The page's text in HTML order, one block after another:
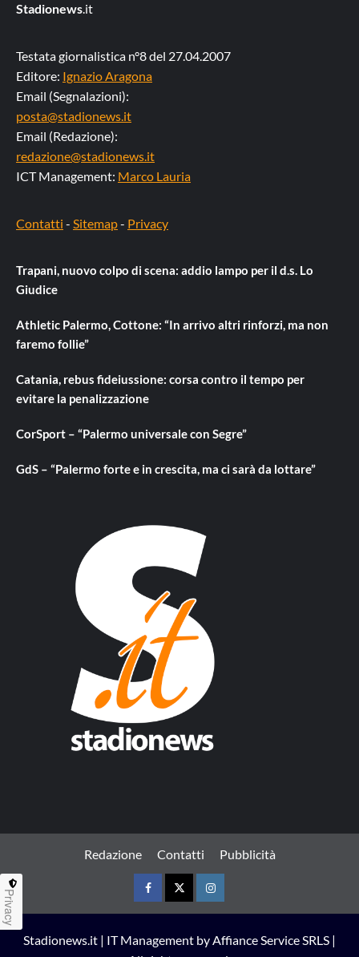
Stadionews.it
Testata giornalistica n°8 del 27.04.2007
Editore: Ignazio Aragona
Email (Segnalazioni):
posta@stadionews.it
Email (Redazione):
redazione@stadionews.it
ICT Management: Marco Lauria
Contatti - Sitemap- Privacy
Trapani, nuovo colpo di scena: addio lampo per il d.s. Lo
Giudice
Athletic Palermo, Cottone: “In arrivo altri rinforzi, ma non
faremo follie”
Catania, rebus fideiussione: corsa contro il tempo per
evitare la penalizzazione
CorSport – “Palermo universale con Segre”
GdS – “Palermo forte e in crescita, ma ci sarà da lottare”
Redazione Contatti Pubblicità
FacebookTwitterInstagram
Stadionews.it | IT Management by Affiance Service SRLS |
Privacy